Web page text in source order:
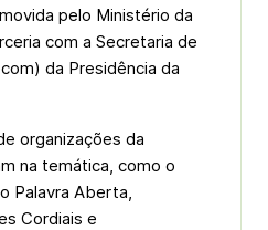
pelo Ministério da
com a Secretaria de
da Presidência da
organizações da
na temática, como o
Palavra Aberta,
Cordiais e